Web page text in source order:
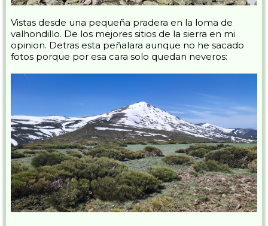
Vistas desde una pequeña pradera en la loma de
valhondillo. De los mejores sitios de la sierra en mi
opinion. Detras esta peñalara aunque no he sacado
fotos porque por esa cara solo quedan neveros: